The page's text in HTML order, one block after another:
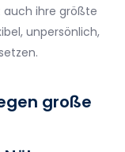
auch ihre größte
unpersönlich,
große